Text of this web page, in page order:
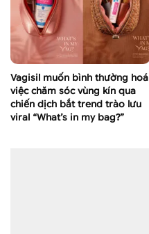
Vagisil muốn bình thường hoá
việc chăm sóc vùng kín qua
chiến dịch bắt trend trào lưu
viral “What’s in my bag?”